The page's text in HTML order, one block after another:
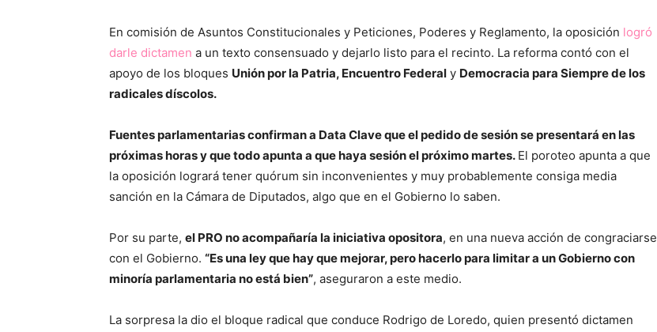
En comisión de Asuntos Constitucionales y Peticiones, Poderes y Reglamento, la oposición logró
darle dictamen a un texto consensuado y dejarlo listo para el recinto. La reforma contó con el
apoyo de los bloques Unión por la Patria, Encuentro Federal y Democracia para Siempre de los
radicales díscolos.
Fuentes parlamentarias confirman a Data Clave que el pedido de sesión se presentará en las
próximas horas y que todo apunta a que haya sesión el próximo martes. El poroteo apunta a que
la oposición logrará tener quórum sin inconvenientes y muy probablemente consiga media
sanción en la Cámara de Diputados, algo que en el Gobierno lo saben.
Por su parte, el PRO no acompañaría la iniciativa opositora, en una nueva acción de congraciarse
con el Gobierno. “Es una ley que hay que mejorar, pero hacerlo para limitar a un Gobierno con
minoría parlamentaria no está bien”, aseguraron a este medio.
La sorpresa la dio el bloque radical que conduce Rodrigo de Loredo, quien presentó dictamen